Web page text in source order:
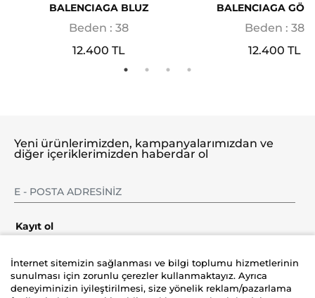
BALENCIAGA BLUZ
Beden : 38
12.400 TL
BALENCIAGA
Beden : 38
12.400 TL
Yeni ürünlerimizden, kampanyalarımızdan ve
diğer içeriklerimizden haberdar ol
Kayıt ol
İnternet sitemizin sağlanması ve bilgi toplumu hizmetlerinin
sunulması için zorunlu çerezler kullanmaktayız. Ayrıca
deneyiminizin iyileştirilmesi, size yönelik reklam/pazarlama